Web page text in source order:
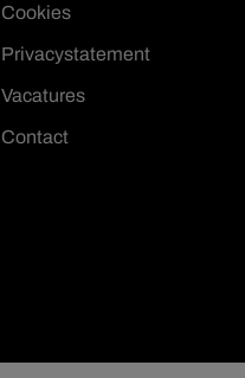
Cookies
Privacystatement
Vacatures
Contact